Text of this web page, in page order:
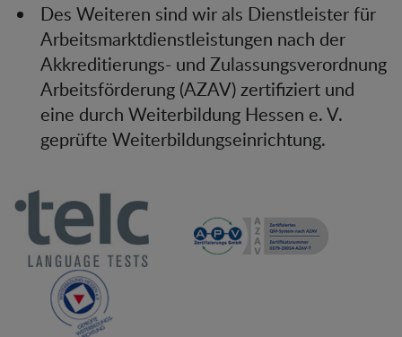
Des Weiteren sind wir als Dienstleister für
Arbeitsmarktdienstleistungen nach der
Akkreditierungs- und Zulassungsverordnung
Arbeitsförderung (AZAV) zertifiziert und
eine durch Weiterbildung Hessen e. V.
geprüfte Weiterbildungseinrichtung.